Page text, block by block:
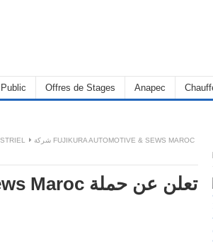
Offres de Stages Anapec
شركة FUJIKURA AUTOMOTIVE & SEWS MAROC